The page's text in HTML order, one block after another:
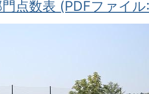
点数表 (PDFファイ